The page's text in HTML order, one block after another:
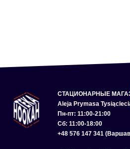
СТАЦИОНАРНЫЕ
Aleja Prymasa
Пн-пт: 11:00-21:00
Сб: 11:00-18:00
+48 576 147 341